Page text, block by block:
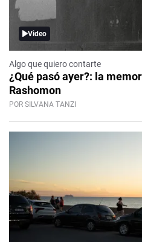
Video
Algo que quiero contarte
¿Qué pasó ayer?: la
Rashomon
POR SILVANA TANZI